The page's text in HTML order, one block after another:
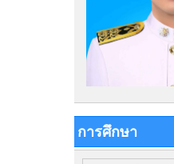
การศึกษา